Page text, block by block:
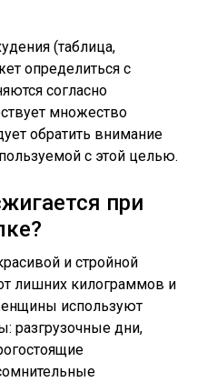
(таблица,
определиться с
согласно
множество
обратить внимание
с этой целью.
при
и стройной
лишних килограммов и
используют
разгрузочные дни,